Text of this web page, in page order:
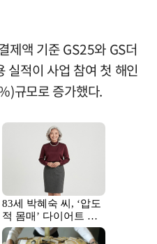
제액 기준 GS25와 GS더
실적이 사업 참여 첫 해인
규모로 증가했다.